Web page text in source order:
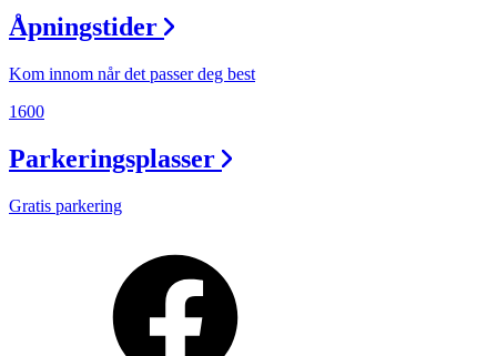
Åpningstider
Kom innom når det passer deg best
1600
Parkeringsplasser
Gratis parkering